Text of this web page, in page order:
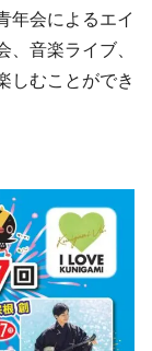
年会によるエイ
音楽ライブ、
しむことができ